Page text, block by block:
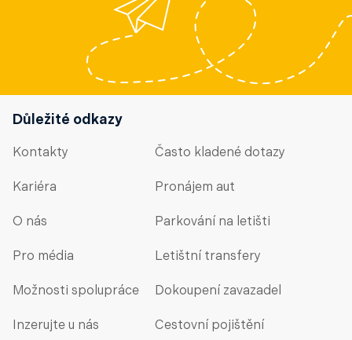
Důležité odkazy
Kontakty
Kariéra
O nás
Pro média
Možnosti spolupráce
Inzerujte u nás
Často kladené dotazy
Pronájem aut
Parkování na letišti
Letištní transfery
Dokoupení zavazadel
Cestovní pojištění